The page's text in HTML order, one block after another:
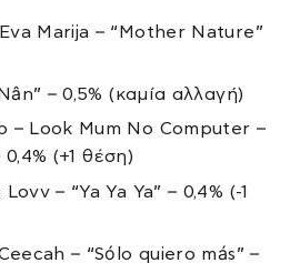
Marija – “Mother Nature”
– 0,5% (καμία αλλαγή)
– Look Mum No Computer –
(+1 θέση)
– “Ya Ya Ya” – 0,4% (-1
– “Sólo quiero más” –